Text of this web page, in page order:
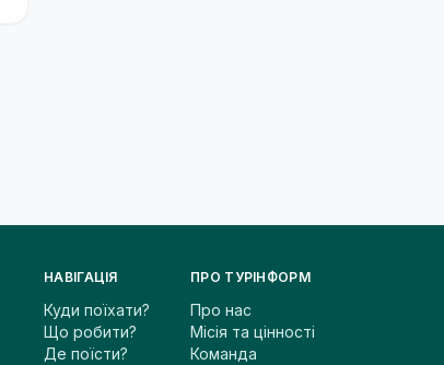
НАВІГАЦІЯ
Куди поїхати?
Що робити?
Де поїсти?
ПРО ТУРІНФОРМ
Про нас
Місія та цінності
Команда